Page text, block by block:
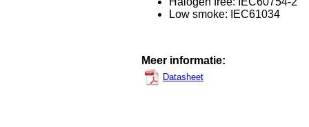
Low smoke: IEC61034
Meer informatie:
Datasheet